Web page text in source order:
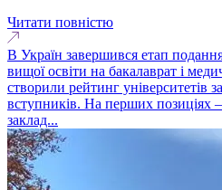
Читати повністю
В Україн завершився етап
вищої освіти на бакалаврат і
створили рейтинг університетів
вступників. На перших позиціях
заклад...